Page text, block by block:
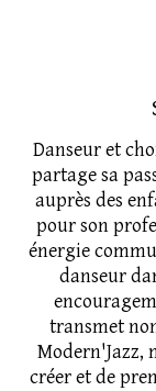
Danseur et
partage sa
auprès des
pour son
énergie
danseur
transmet
Modern'Jazz,
créer et de